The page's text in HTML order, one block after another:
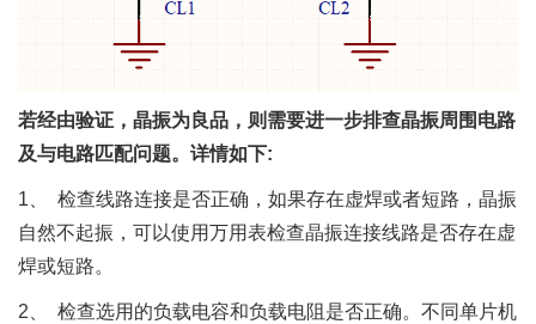
若经由验证，晶振为良品，则需要进一步排查晶振周围电路
及与电路匹配问题。详情如下:
1、 检查线路连接是否正确，如果存在虚焊或者短路，晶振
自然不起振，可以使用万用表检查晶振连接线路是否存在虚
焊或短路。
2、 检查选用的负载电容和负载电阻是否正确。不同单片机